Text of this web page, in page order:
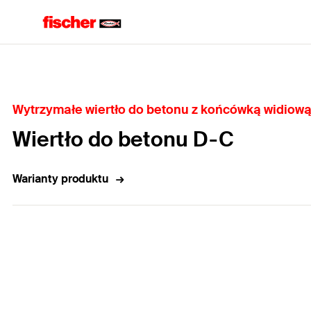
Wytrzymałe wiertło do betonu z końcówką widiową
Wiertło do betonu D-C
Warianty produktu